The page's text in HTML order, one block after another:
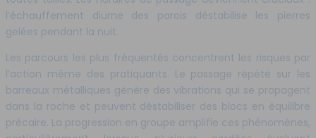
l’échauffement diurne des parois déstabilise les pierres
gelées pendant la nuit.
Les parcours les plus fréquentés concentrent les risques par
l’action même des pratiquants. Le passage répété sur les
barreaux métalliques génère des vibrations qui se propagent
dans la roche et peuvent déstabiliser des blocs en équilibre
précaire. La progression en groupe amplifie ces phénomènes,